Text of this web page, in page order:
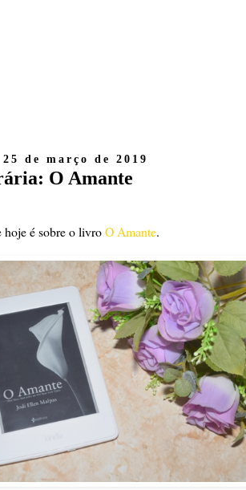
de março de 2019
O Amante
hoje é sobre o livroO Amante.